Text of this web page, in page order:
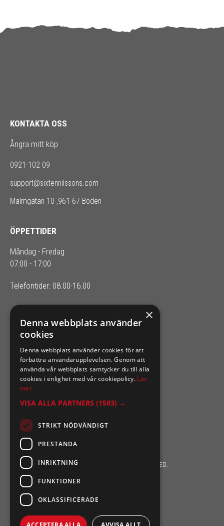
KONTAKTA OSS
Ångra mitt köp
0921-102 09
support@sixtennilssons.com
Malmgatan 10 ,961 67 Boden
ÖPPETTIDER
Måndag - Fredag
07:00 - 17:00
Telefontider: 08.00-16.00
SIXTEN NILSSONS
Organisationsnummer 556164-2652
SIXTEN NILSSONS 2026. ALL RIGHTS RESERVED.
POWERED BY EMPORI CMS
×
Denna webbplats använder
cookies
Denna webbplats använder cookies för att
förbättra användarupplevelsen. Genom att
använda vår webbplats samtycker du till alla
cookies i enlighet med vår cookiepolicy. Läs
mer
VISA ALLA PARTNERS (1503) →
STRIKT NÖDVÄNDIGT
PRESTANDA
INRIKTNING
FUNKTIONER
OKLASSIFICERADE